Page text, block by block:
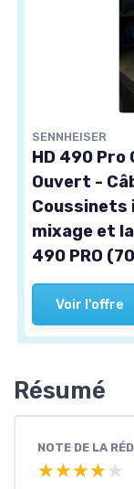
SENNHEISER
HD 490 Pro
Ouvert -
Coussinets
mixage et
490 PRO
Voir l'offre
Résumé
NOTE DE LA
★★★★★
★★★★★